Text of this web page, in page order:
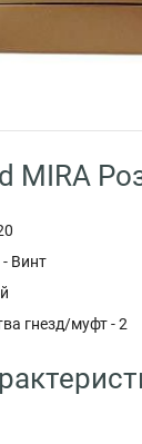
MIRA
Винт
гнезд/муфт - 2